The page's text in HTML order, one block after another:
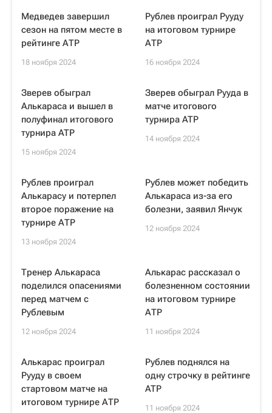
Медведев завершил
сезон на пятом месте в
рейтинге АТР
18 ноября 2024
Рублев проиграл Рууду
на итоговом турнире
АТР
16 ноября 2024
Зверев обыграл
Алькараса и вышел в
полуфинал итогового
турнира ATP
15 ноября 2024
Зверев обыграл Рууда в
матче итогового
турнира ATP
14 ноября 2024
Рублев проиграл
Алькарасу и потерпел
второе поражение на
турнире АТР
13 ноября 2024
Рублев может победить
Алькараса из-за его
болезни, заявил Янчук
12 ноября 2024
Тренер Алькараса
поделился опасениями
перед матчем с
Рублевым
12 ноября 2024
Алькарас рассказал о
болезненном состоянии
на итоговом турнире
АТР
11 ноября 2024
Алькарас проиграл
Рууду в своем
стартовом матче на
итоговом турнире АТР
Рублев поднялся на
одну строчку в рейтинге
ATP
11 ноября 2024